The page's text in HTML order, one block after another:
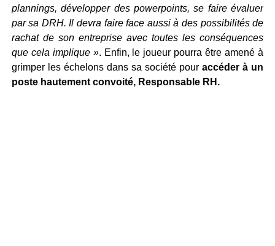
plannings, développer des powerpoints, se faire évaluer
par sa DRH. Il devra faire face aussi à des possibilités de
rachat de son entreprise avec toutes les conséquences
que cela implique ». Enfin, le joueur pourra être amené à
grimper les échelons dans sa société pouraccéder à un
poste hautement convoité, Responsable RH.